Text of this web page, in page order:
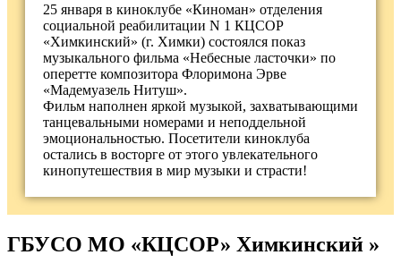
25 января в киноклубе «Киноман» отделения
социальной реабилитации N 1 КЦСОР
«Химкинский» (г. Химки) состоялся показ
музыкального фильма «Небесные ласточки» по
оперетте композитора Флоримона Эрве
«Мадемуазель Нитуш».
Фильм наполнен яркой музыкой, захватывающими
танцевальными номерами и неподдельной
эмоциональностью. Посетители киноклуба
остались в восторге от этого увлекательного
кинопутешествия в мир музыки и страсти!
ГБУСО МО «КЦСОР» Химкинский »